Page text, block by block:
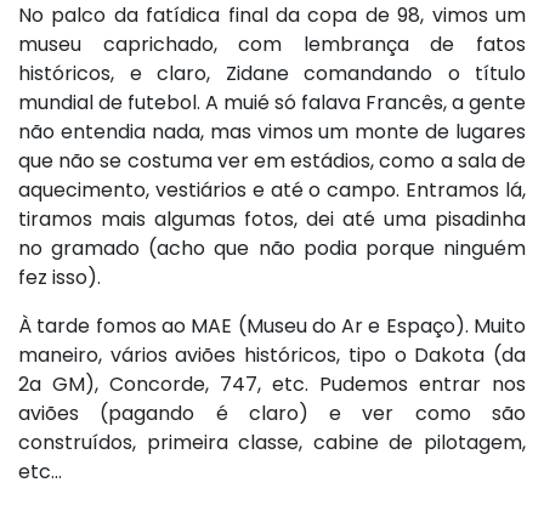
No palco da fatídica final da copa de 98, vimos um
museu caprichado, com lembrança de fatos
históricos, e claro, Zidane comandando o título
mundial de futebol. A muié só falava Francês, a gente
não entendia nada, mas vimos um monte de lugares
que não se costuma ver em estádios, como a sala de
aquecimento, vestiários e até o campo. Entramos lá,
tiramos mais algumas fotos, dei até uma pisadinha
no gramado (acho que não podia porque ninguém
fez isso).
À tarde fomos ao MAE (Museu do Ar e Espaço). Muito
maneiro, vários aviões históricos, tipo o Dakota (da
2a GM), Concorde, 747, etc. Pudemos entrar nos
aviões (pagando é claro) e ver como são
construídos, primeira classe, cabine de pilotagem,
etc…